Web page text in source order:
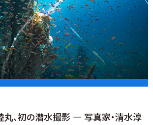
、初の潜水撮影 ― 写真家・清水淳